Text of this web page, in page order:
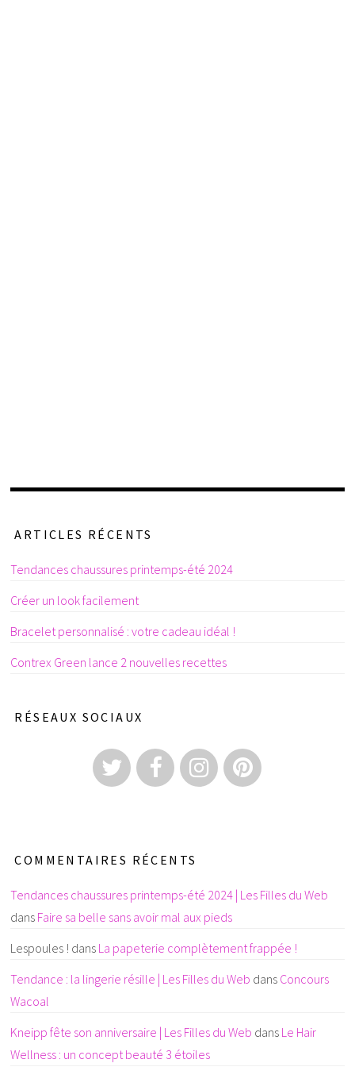
ARTICLES RÉCENTS
Tendances chaussures printemps-été 2024
Créer un look facilement
Bracelet personnalisé : votre cadeau idéal !
Contrex Green lance 2 nouvelles recettes
RÉSEAUX SOCIAUX
COMMENTAIRES RÉCENTS
Tendances chaussures printemps-été 2024 | Les Filles du Web
dans Faire sa belle sans avoir mal aux pieds
Lespoules ! dans La papeterie complètement frappée !
Tendance : la lingerie résille | Les Filles du Web dans Concours
Wacoal
Kneipp fête son anniversaire | Les Filles du Web dans Le Hair
Wellness : un concept beauté 3 étoiles